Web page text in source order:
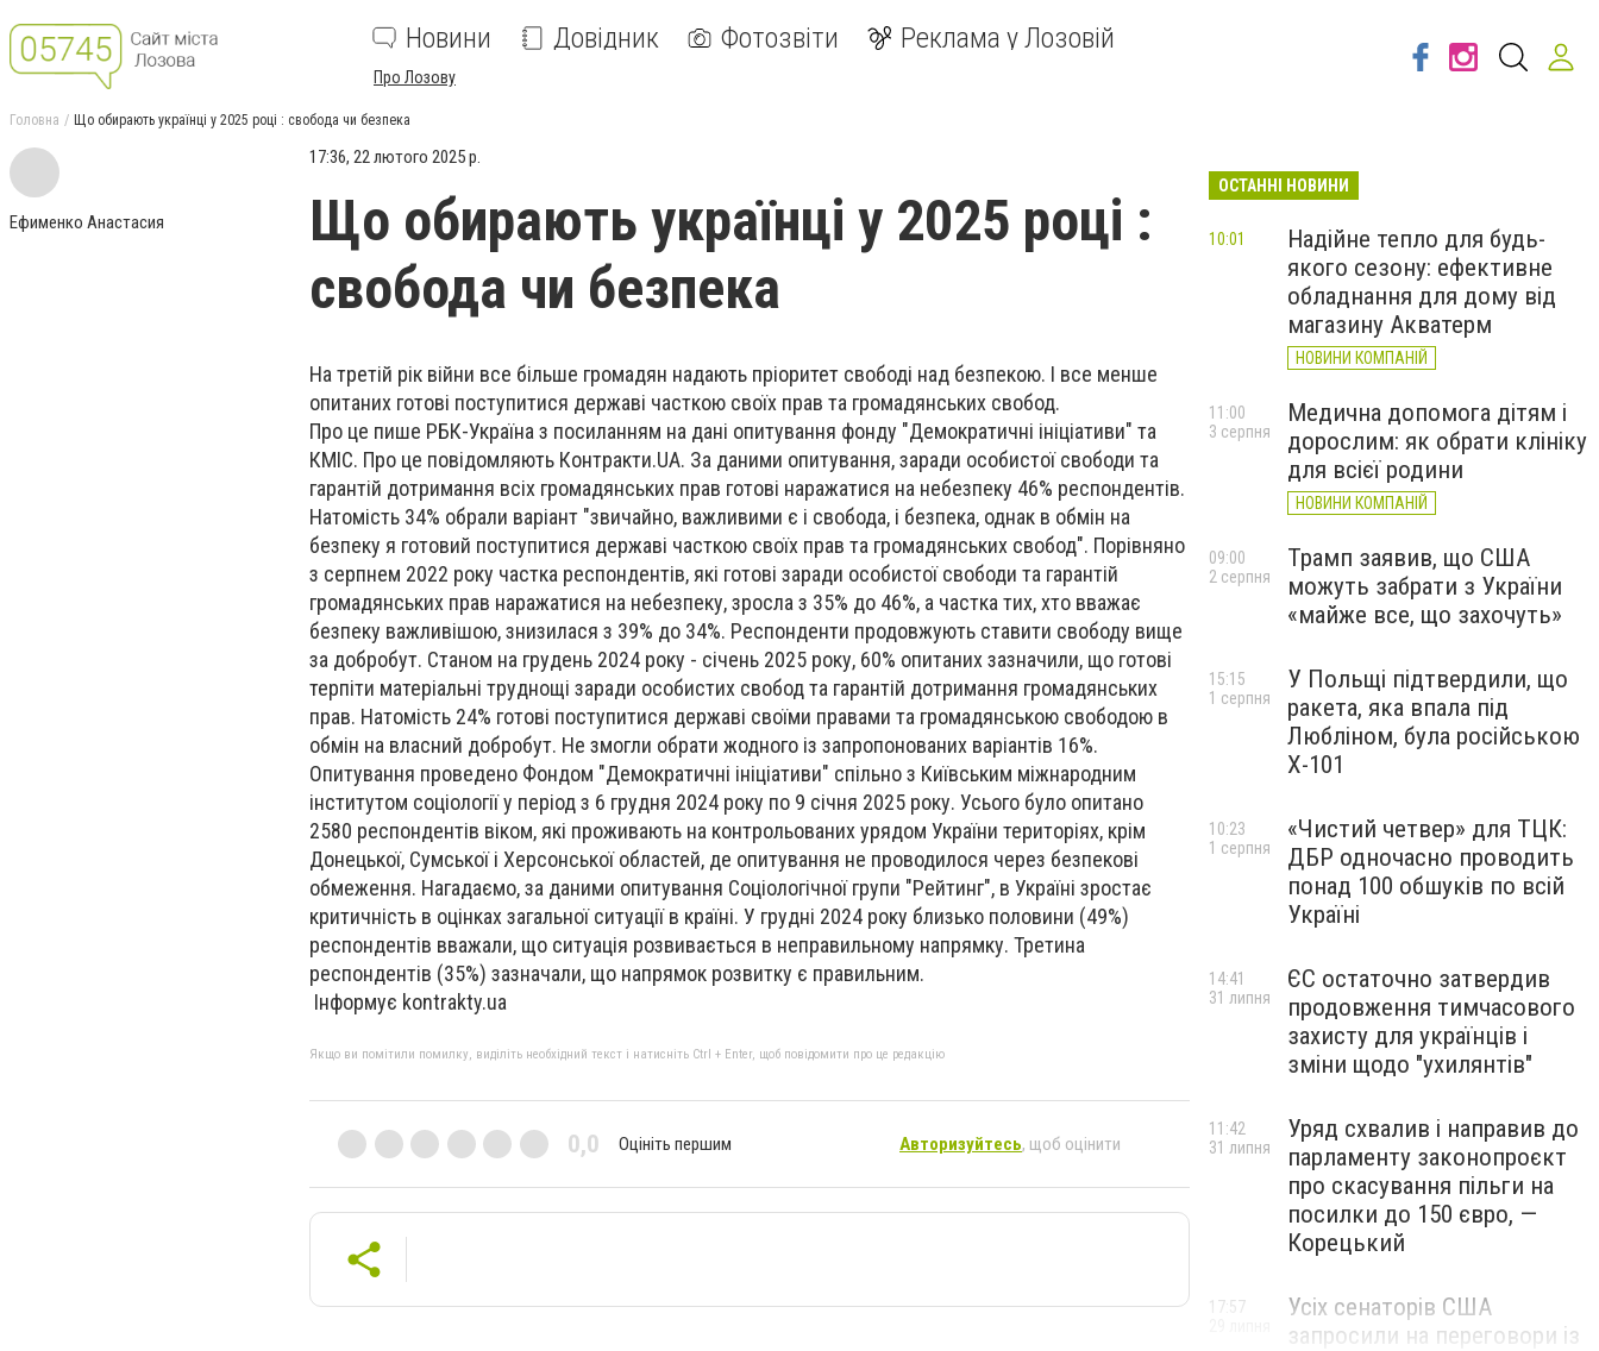
Новини Довідник Фотозвіти Реклама у Лозовій
Про Лозову
Головна Що обирають українці у 2025 році : свобода чи безпека
Ефименко Анастасия
17:36, 22 лютого 2025 р.
Що обирають українці у 2025 році :
свобода чи безпека
На третій рік війни все більше громадян надають пріоритет свободі над безпекою. І все менше
опитаних готові поступитися державі часткою своїх прав та громадянських свобод.
Про це пише РБК-Україна з посиланням на дані опитування фонду "Демократичні ініціативи" та
КМІС. Про це повідомляють Контракти.UA. За даними опитування, заради особистої свободи та
гарантій дотримання всіх громадянських прав готові наражатися на небезпеку 46% респондентів.
Натомість 34% обрали варіант "звичайно, важливими є i свобода, i безпека, однак в обмін на
безпеку я готовий поступитися державі часткою своїх прав та громадянських свобод". Порівняно
з серпнем 2022 року частка респондентів, які готові заради особистої свободи та гарантій
громадянських прав наражатися на небезпеку, зросла з 35% до 46%, а частка тих, хто вважає
безпеку важливішою, знизилася з 39% до 34%. Респонденти продовжують ставити свободу вище
за добробут. Станом на грудень 2024 року - січень 2025 року, 60% опитаних зазначили, що готові
терпіти матеріальні труднощі заради особистих свобод та гарантій дотримання громадянських
прав. Натомість 24% готові поступитися державі своїми правами та громадянською свободою в
обмін на власний добробут. Не змогли обрати жодного із запропонованих варіантів 16%.
Опитування проведено Фондом "Демократичні ініціативи" спільно з Київським міжнародним
інститутом соціології у період з 6 грудня 2024 року по 9 січня 2025 року. Усього було опитано
2580 респондентів віком, які проживають на контрольованих урядом України територіях, крім
Донецької, Сумської і Херсонської областей, де опитування не проводилося через безпекові
обмеження. Нагадаємо, за даними опитування Соціологічної групи "Рейтинг", в Україні зростає
критичність в оцінках загальної ситуації в країні. У грудні 2024 року близько половини (49%)
респондентів вважали, що ситуація розвивається в неправильному напрямку. Третина
респондентів (35%) зазначали, що напрямок розвитку є правильним.
Інформує kontrakty.ua
Якщо ви помітили помилку, виділіть необхідний текст і натисніть Ctrl + Enter, щоб повідомити про це редакцію
0,0 Оцініть першим Авторизуйтесь, щоб оцінити
ОСТАННІ НОВИНИ
Надійне тепло для будь-
якого сезону: ефективне
обладнання для дому від
магазину Акватерм
НОВИНИ КОМПАНІЙ
10:01
Медична допомога дітям і
дорослим: як обрати клініку
для всієї родини
НОВИНИ КОМПАНІЙ
11:00
3 серпня
Трамп заявив, що США
можуть забрати з України
«майже все, що захочуть»
09:00
2 серпня
У Польщі підтвердили, що
ракета, яка впала під
Любліном, була російською
Х-101
15:15
1 серпня
«Чистий четвер» для ТЦК:
ДБР одночасно проводить
понад 100 обшуків по всій
Україні
10:23
1 серпня
ЄС остаточно затвердив
продовження тимчасового
захисту для українців і
зміни щодо "ухилянтів"
14:41
31 липня
Уряд схвалив і направив до
парламенту законопроєкт
про скасування пільги на
посилки до 150 євро, —
Корецький
11:42
31 липня
Усіх сенаторів США
запросили на переговори із
17:57